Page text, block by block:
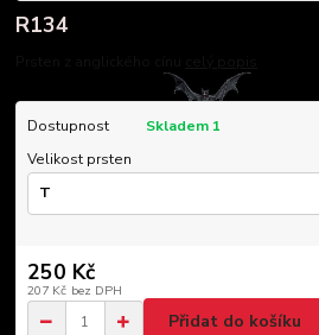
R134
Dostupnost
Skladem 1
Velikost prsten
250 Kč
207 Kč bez DPH
Přidat do košíku